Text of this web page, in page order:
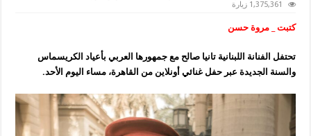
1,375,361 زيارة
كتبت _ مروة حسن
تحتفل الفنانة اللبنانية تانيا صالح مع جمهورها العربي بأعياد الكريسماس
والسنة الجديدة عبر حفل غنائي أونلاين من القاهرة، مساء اليوم الأحد.